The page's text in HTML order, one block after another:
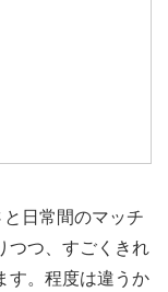
日常間のマッチ
つつ、すごくきれ
す。程度は違うか